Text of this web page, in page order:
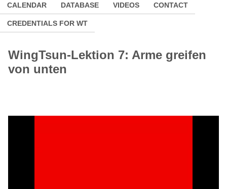
CALENDAR DATABASE VIDEOS CONTACT
CREDENTIALS FOR WT
WingTsun-Lektion 7: Arme greifen
von unten